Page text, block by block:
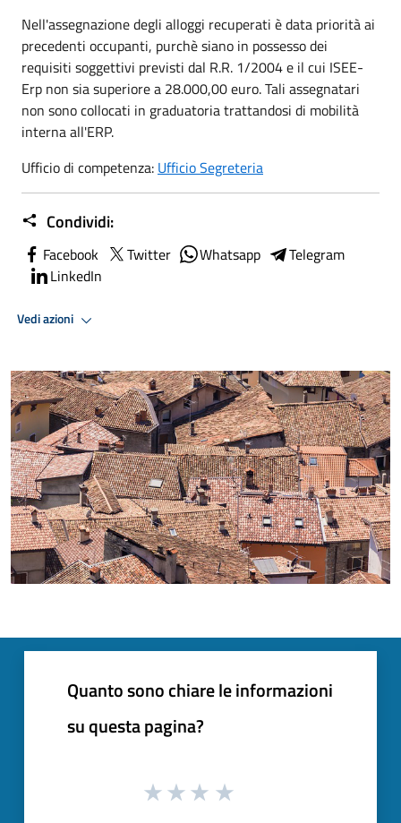
Nell'assegnazione degli alloggi recuperati è data priorità ai
precedenti occupanti, purchè siano in possesso dei
requisiti soggettivi previsti dal R.R. 1/2004 e il cui ISEE-
Erp non sia superiore a 28.000,00 euro. Tali assegnatari
non sono collocati in graduatoria trattandosi di mobilità
interna all'ERP.
Ufficio di competenza: Ufficio Segreteria
Condividi:
Facebook Twitter Whatsapp
Telegram
LinkedIn
Vedi azioni
Quanto sono chiare le informazioni
su questa pagina?